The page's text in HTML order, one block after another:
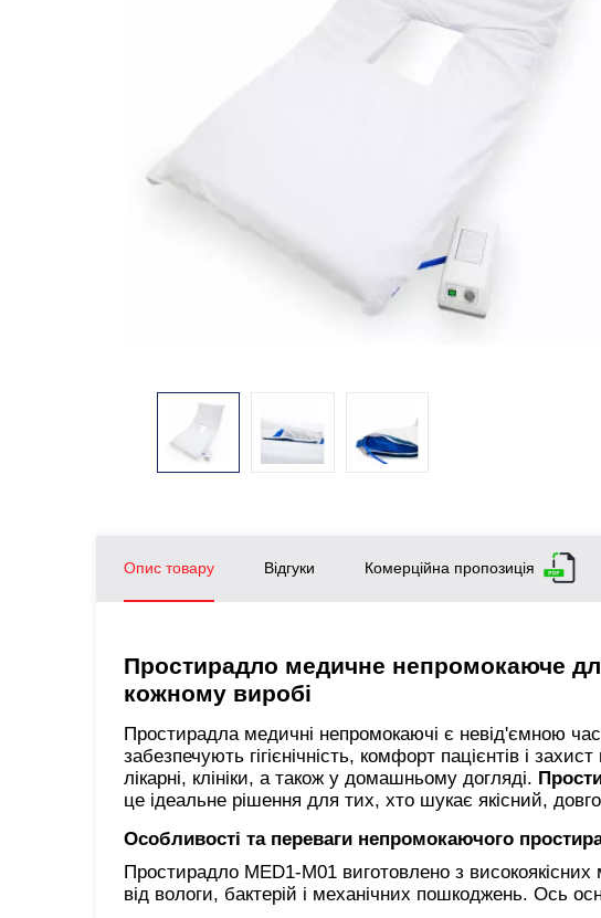
Опис товару Відгуки Комерційна пропозиція
Простирадло медичне непромокаюче
кожному виробі
Простирадла медичні непромокаючі є невід'ємною
забезпечують гігієнічність, комфорт пацієнтів і
лікарні, клініки, а також у домашньому догляді.
це ідеальне рішення для тих, хто шукає якісний,
Особливості та переваги непромокаючого
Простирадло MED1-M01 виготовлено з
від вологи, бактерій і механічних пошкоджень. Ось